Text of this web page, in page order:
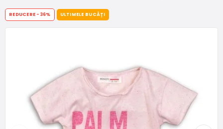
REDUCERE -36% ULTIMELE BUCĂȚI